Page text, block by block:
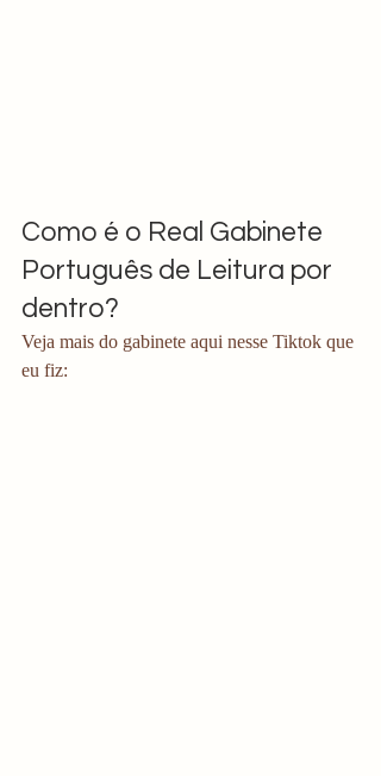
Como é o Real Gabinete
Português de Leitura por
dentro?
Veja mais do gabinete aqui nesse Tiktok que
eu fiz: